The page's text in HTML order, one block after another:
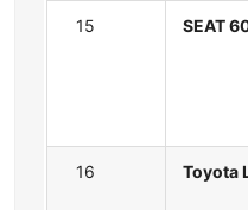
15 SEAT
16 Toyota